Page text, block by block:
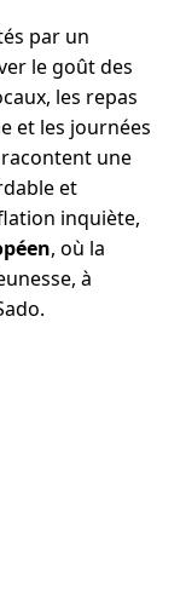
par un
le goût des
les repas
et les journées
une
et
inquiète,
, où la
à